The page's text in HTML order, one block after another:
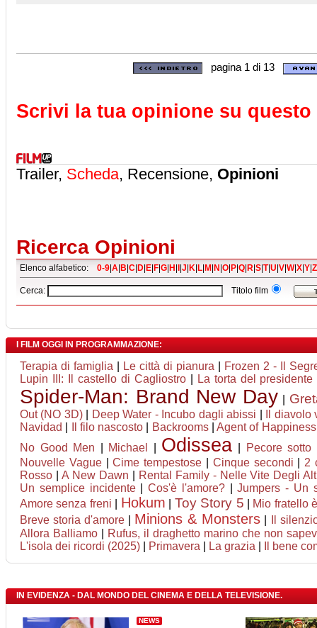
pagina 1 di 13
Scrivi la tua opinione su
Trailer, Scheda, Recensione, Opinioni
Ricerca Opinioni
Elenco alfabetico: 0-9|A|B|C|D|E|F|G|H|I|J|K|L|M|N|O|P|Q|R|S|T|U|V|W|X|Y|Z
Cerca: Titolo film
I FILM OGGI IN PROGRAMMAZIONE:
Terapia di famiglia Le città di pianura
Frozen 2 - Il
Lupin III: Il castello di Cagliostro| La torta del presidente
Spider-Man: Brand New Day
Out (NO 3D)| Deep Water - Incubo dagli abissi
Il
Navidad
Il filo nascosto Backrooms|Agent of
No Good Men
Michael Odissea
Pecore sotto
Nouvelle Vague|Cime tempestose Cinque secondi
2
Rosso
A New Dawn
Rental Family - Nelle Vite Degli
Un semplice incidente| Cos'è l'amore?|Jumpers - Un
Amore senza freni
Hokum Toy Story 5
Mio fratello
Breve storia d'amore
Minions & Monsters
Il
Allora Balliamo
Rufus, il draghetto marino che non
L'isola dei ricordi (2025)
Primavera La grazia Il bene
IN EVIDENZA - DAL MONDO DEL CINEMA E DELLA TELEVISIONE.
NEWS